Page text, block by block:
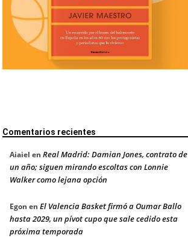
Comentarios recientes
Aiaiel en Real Madrid: Damian Jones, contrato de
un año; siguen mirando escoltas con Lonnie
Walker como lejana opción
Egon en El Valencia Basket firmó a Oumar Ballo
hasta 2029, un pívot cupo que sale cedido esta
próxima temporada